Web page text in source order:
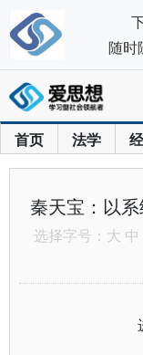
首页 法学
秦天宝：以
选择字号： 大 中
随时